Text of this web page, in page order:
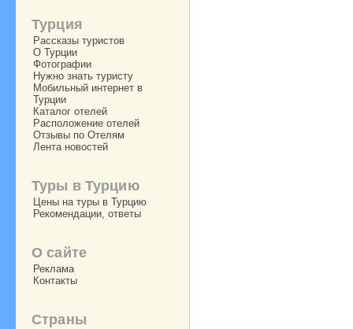
Турция
Рассказы туристов
О Турции
Фотографии
Нужно знать туристу
Мобильный интернет в
Турции
Каталог отелей
Расположение отелей
Отзывы по Отелям
Лента новостей
Туры в Турцию
Цены на туры в Турцию
Рекомендации, ответы
О сайте
Реклама
Контакты
Страны